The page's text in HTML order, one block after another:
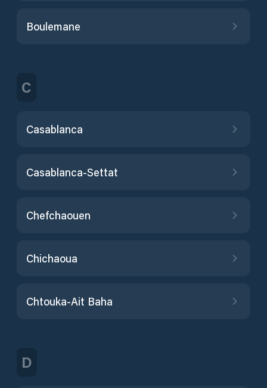
Boulemane
C
Casablanca
Casablanca-Settat
Chefchaouen
Chichaoua
Chtouka-Ait Baha
D